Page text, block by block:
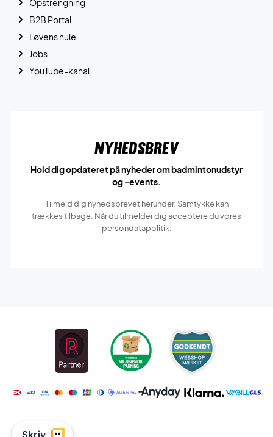
Opstrengning
B2B Portal
Løvens hule
Jobs
YouTube-kanal
Nyhedsbrev
Hold dig opdateret på nyheder om badmintonudstyr
og -events.
Tilmeld dig nyhedsbrevet herunder. Samtykke kan
trækkes tilbage. Når du tilmelder dig acceptere du vores
persondatapolitik.